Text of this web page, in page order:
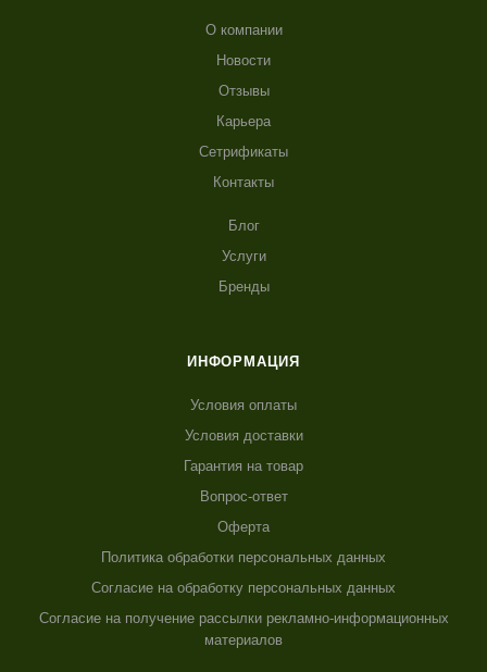
О компании
Новости
Отзывы
Карьера
Сетрификаты
Контакты
Блог
Услуги
Бренды
ИНФОРМАЦИЯ
Условия оплаты
Условия доставки
Гарантия на товар
Вопрос-ответ
Оферта
Политика обработки персональных данных
Согласие на обработку персональных данных
Согласие на получение рассылки рекламно-информационных
материалов